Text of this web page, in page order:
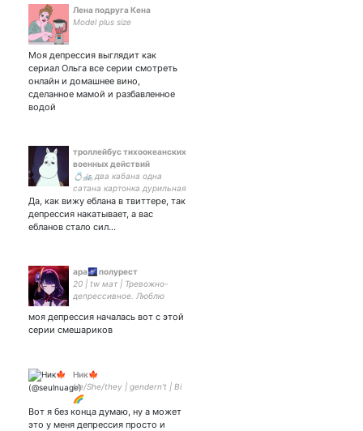
Лена подруга Кена
Model plus size
Моя депрессия выглядит как
сериал Ольга все серии смотреть
онлайн и домашнее вино,
сделанное мамой и разбавленное
водой
троллейбус тихоокеанских
военных действий
💍🚲 два кабана одна
сатана картонка дурильная
Да, как вижу еблана в твиттере, так
депрессия накатывает, а вас
ебланов стало сил…
ара🌌 полурест
20 | tw мат | Тревожно-
депрессивное. Люблю
Анечьку🤍❤️🤍
моя депрессия началась вот с этой
серии смешариков
Ник🍁
He/She/they | gendern't | Bi
🌈
Вот я без конца думаю, ну а может
это у меня депрессия просто и